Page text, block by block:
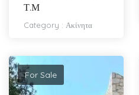
Τ.Μ
Category : Ακίνητα
For Sale